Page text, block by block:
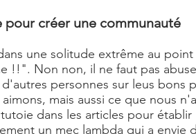
pour créer une communauté
une solitude extrême au
!!". Non non, il ne faut pas
personnes sur leus bons
mais aussi ce que nous
dans les articles pour
un mec lambda qui a envie